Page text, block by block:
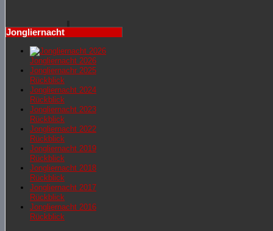
Jongliernacht
Jongliernacht 2026
Jongliernachr 2025
Rückblick
Jongliernacht 2024
Rückblick
Jongliernacht 2023
Rückblick
Jongliernacht 2022
Rückblick
Jongliernacht 2019
Rückblick
Jongliernacht 2018
Rückblick
Jongliernacht 2017
Rückblick
Jongliernacht 2016
Rückblick